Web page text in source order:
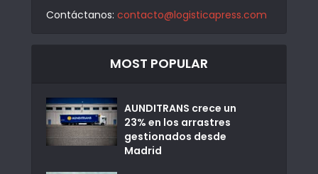
Contáctanos: contacto@logisticapress.com
MOST POPULAR
AUNDITRANS crece un
23% en los arrastres
gestionados desde
Madrid